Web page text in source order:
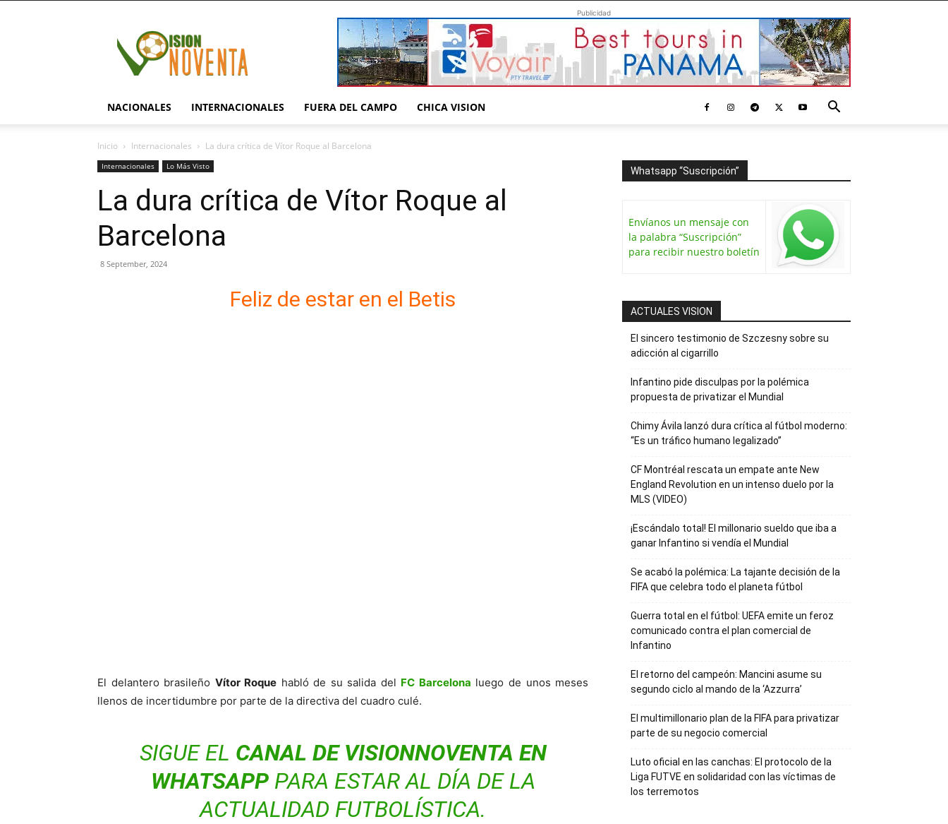
Publicidad
NACIONALES INTERNACIONALES FUERA DEL CAMPO CHICA VISION
Inicio Internacionales La dura crítica de Vítor Roque al Barcelona
Internacionales Lo Más Visto
La dura crítica de Vítor Roque al
Barcelona
8 September, 2024
Feliz de estar en el Betis
El delantero brasileño Vítor Roque habló de su salida del FC Barcelona luego de unos meses
llenos de incertidumbre por parte de la directiva del cuadro culé.
SIGUE EL CANAL DE VISIONNOVENTA EN
WHATSAPPPARA ESTAR AL DÍA DE LA
ACTUALIDAD FUTBOLÍSTICA.
Whatsapp “Suscripción”
Envíanos un mensaje con
la palabra “Suscripción”
para recibir nuestro boletín
ACTUALES VISION
El sincero testimonio de Szczesny sobre su
adicción al cigarrillo
Infantino pide disculpas por la polémica
propuesta de privatizar el Mundial
Chimy Ávila lanzó dura crítica al fútbol moderno:
“Es un tráfico humano legalizado”
CF Montréal rescata un empate ante New
England Revolution en un intenso duelo por la
MLS (VIDEO)
¡Escándalo total! El millonario sueldo que iba a
ganar Infantino si vendía el Mundial
Se acabó la polémica: La tajante decisión de la
FIFA que celebra todo el planeta fútbol
Guerra total en el fútbol: UEFA emite un feroz
comunicado contra el plan comercial de
Infantino
El retorno del campeón: Mancini asume su
segundo ciclo al mando de la ‘Azzurra’
El multimillonario plan de la FIFA para privatizar
parte de su negocio comercial
Luto oficial en las canchas: El protocolo de la
Liga FUTVE en solidaridad con las víctimas de
los terremotos